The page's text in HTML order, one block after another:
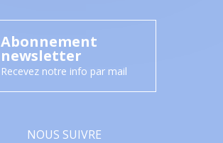
Abonnement
newsletter
Recevez notre info par mail
NOUS SUIVRE